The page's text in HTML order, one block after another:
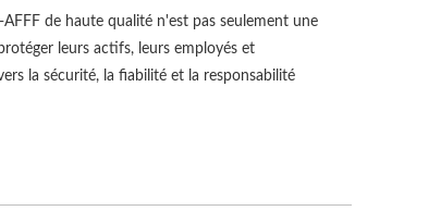
de haute qualité n'est pas seulement une
leurs actifs, leurs employés et
la sécurité, la fiabilité et la responsabilité